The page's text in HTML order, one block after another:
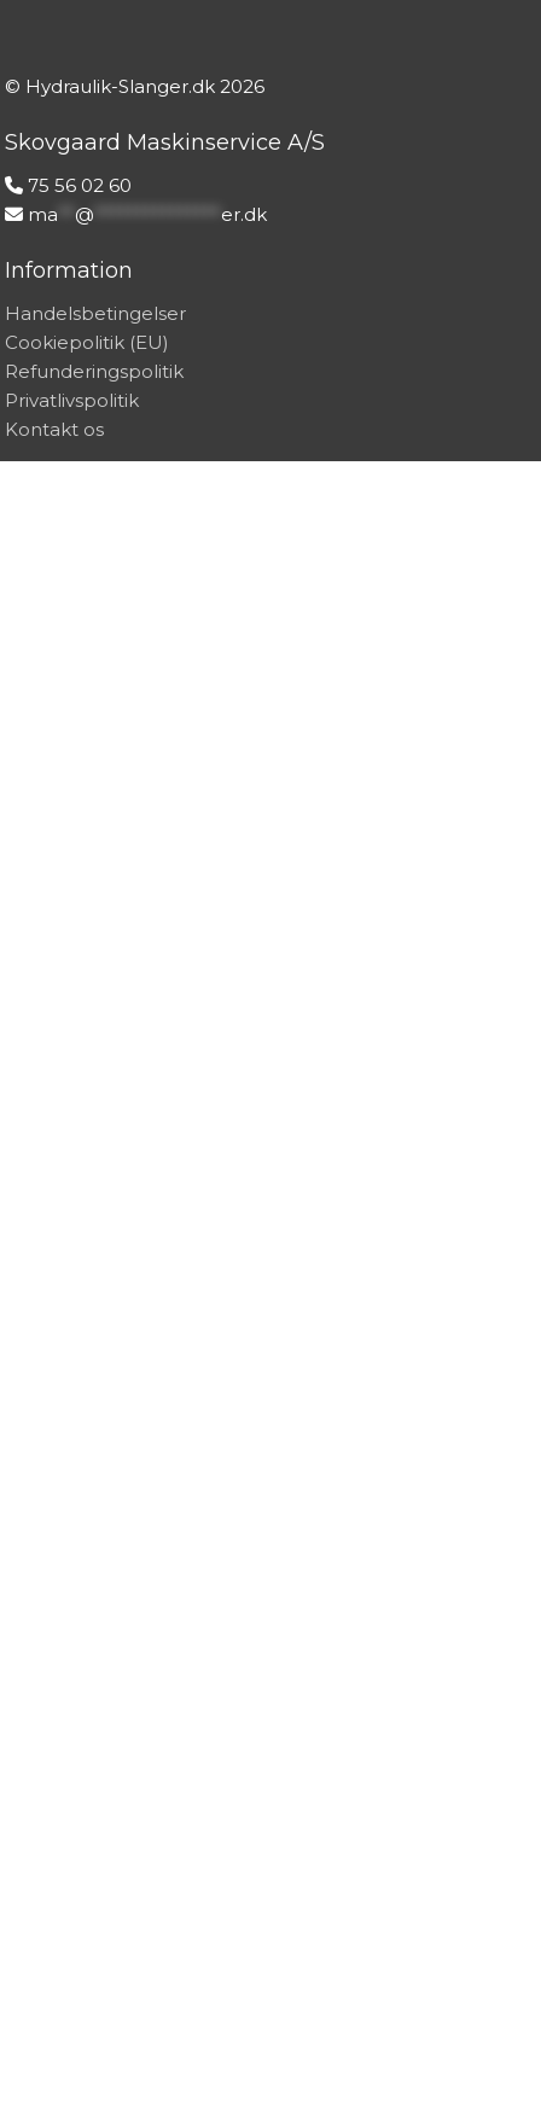
© Hydraulik-Slanger.dk2026
Skovgaard Maskinservice A/S
75 56 02 60
ma
@ er.dk
Information
Handelsbetingelser
Cookiepolitik (EU)
Refunderingspolitik
Privatlivspolitik
Kontakt os